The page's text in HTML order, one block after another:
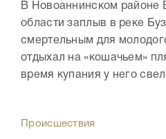
В Новоаннинском районе
области заплыв в реке
смертельным для
отдыхал на «кошачьем»
время купания у него
Происшествия